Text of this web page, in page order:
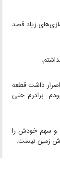
زیاد قصد
اصرار داشت قطعه
برادرم حتی
را بفروشد و سهم خودش را
زمین نیست.